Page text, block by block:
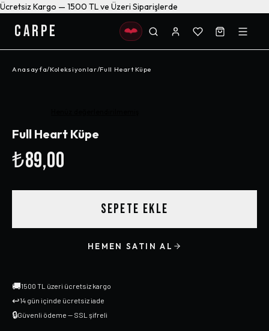
Ücretsiz Kargo — 1500 TL ve Üzeri Siparişlerde
CARPE
Anasayfa/Koleksiyonlar/Full Heart Küpe
Full Heart Küpe
₺89,00
SEPETE EKLE
HEMEN SATIN AL
🚚1500 TL üzeri ücretsiz kargo
↩14 gün içinde ücretsiz iade
🔒Güvenli ödeme — SSL şifreli